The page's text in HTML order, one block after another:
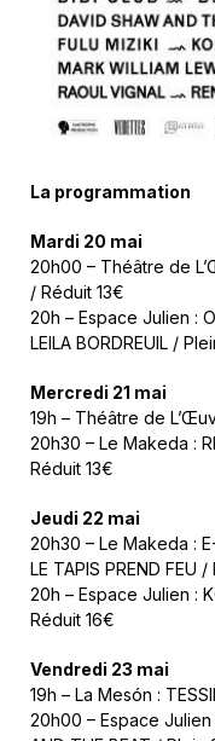
La programmation
Mardi 20 mai
20h00 – Théâtre de
/ Réduit 13€
20h – Espace Julien :
LEILA BORDREUIL /
Mercredi 21 mai
19h – Théâtre de
20h30 – Le Makeda :
Réduit 13€
Jeudi 22 mai
20h30 – Le Makeda :
LE TAPIS PREND FEU
20h – Espace Julien :
Réduit 16€
Vendredi 23 mai
19h – La Mesón :
20h00 – Espace Julien